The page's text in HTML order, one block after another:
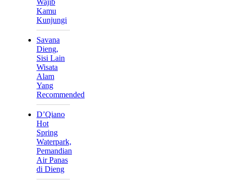
Wajib
Kamu
Kunjungi
Savana
Dieng,
Sisi Lain
Wisata
Alam
Yang
Recommended
D’Qiano
Hot
Spring
Waterpark,
Pemandian
Air Panas
di Dieng